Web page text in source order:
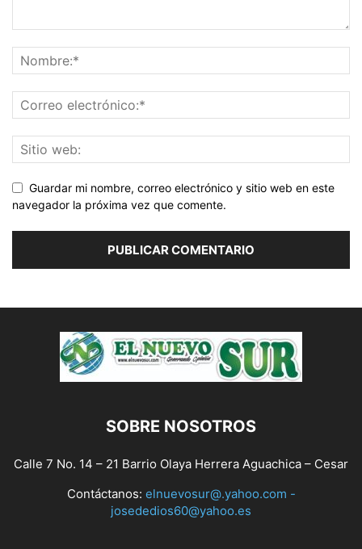
Guardar mi nombre, correo electrónico y sitio web en este
navegador la próxima vez que comente.
SOBRE NOSOTROS
Calle 7 No. 14 – 21 Barrio Olaya Herrera Aguachica – Cesar
Contáctanos: elnuevosur@.yahoo.com -
josededios60@yahoo.es